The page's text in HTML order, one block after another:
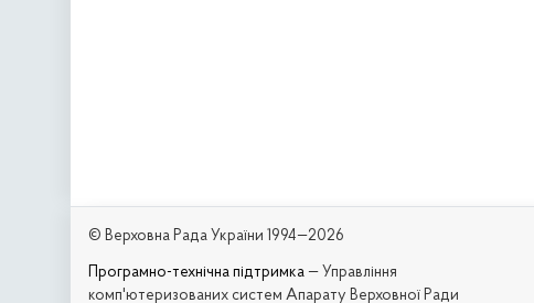
© Верховна Рада України 1994—2026
Програмно-технічна підтримка — Управління
комп'ютеризованих систем Апарату Верховної Ради